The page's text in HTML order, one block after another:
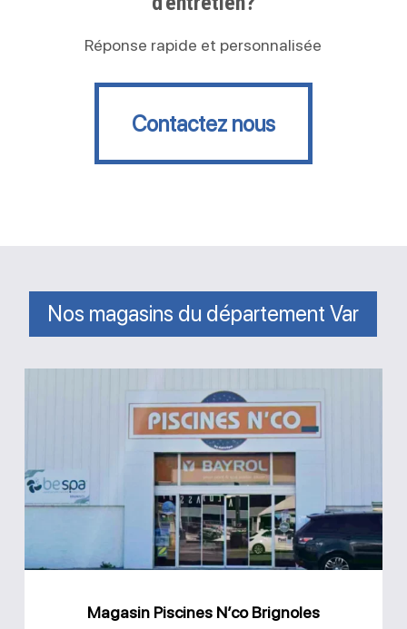
Réponse rapide et personnalisée
Contactez nous
Contactez nous
Nos magasins du département Var
Piscines
N’co
Brignoles
Magasin Piscines N’co Brignoles